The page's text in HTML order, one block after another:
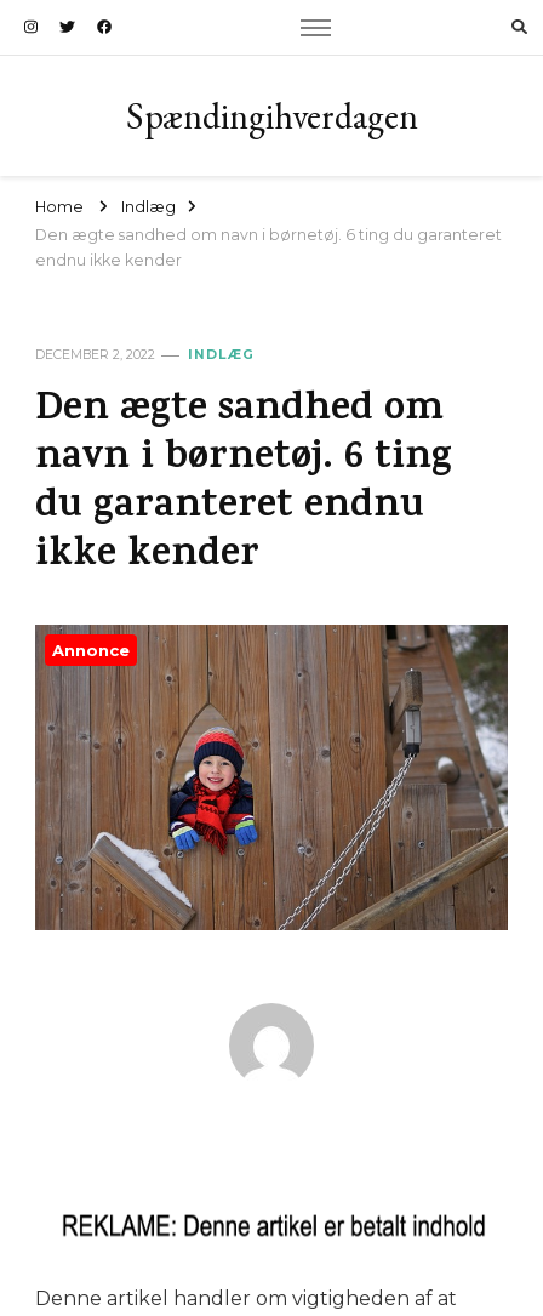
Spændingihverdagen
Home
Indlæg
Den ægte sandhed om navn i børnetøj. 6 ting du garanteret
endnu ikke kender
DECEMBER 2, 2022 INDLÆG
Den ægte sandhed om
navn i børnetøj. 6 ting
du garanteret endnu
ikke kender
Annonce
Denne artikel handler om vigtigheden af at